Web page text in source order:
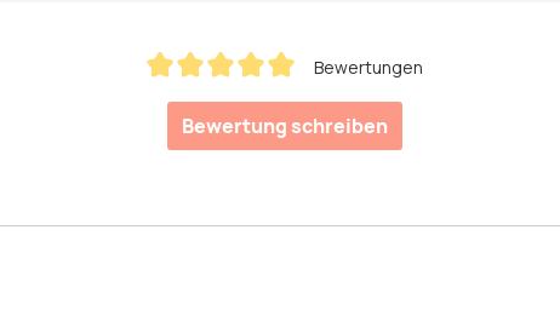
Bewertungen
Bewertung schreiben